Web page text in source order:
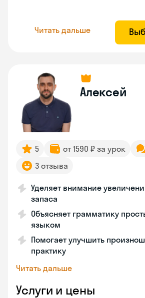
Читать дальше
Алексей
5 от 1590 ₽ за урок
3 отзыва
Уделяет внимание
запаса
Объясняет грамматику
языком
Помогает улучшить
практику
Читать дальше
Услуги и цены